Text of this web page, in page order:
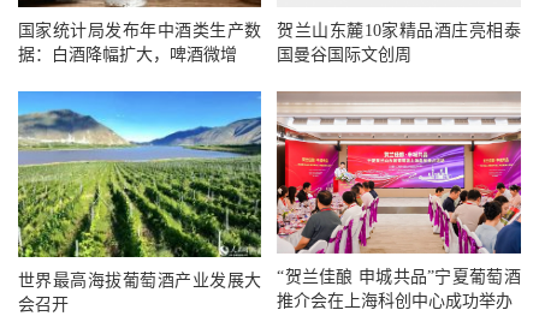
国家统计局发布年中酒类生产数
据：白酒降幅扩大，啤酒微增
贺兰山东麓10家精品酒庄亮相泰
国曼谷国际文创周
世界最高海拔葡萄酒产业发展大
会召开
“贺兰佳酿 申城共品”宁夏葡萄酒
推介会在上海科创中心成功举办